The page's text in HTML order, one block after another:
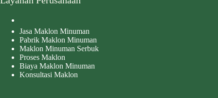
Jasa Maklon Minuman
Pabrik Maklon Minuman
Maklon Minuman Serbuk
Proses Maklon
Biaya Maklon Minuman
Konsultasi Maklon